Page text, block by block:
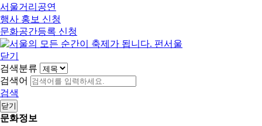
서울거리공연
행사 홍보 신청
문화공간등록 신청
닫기
검색분류
검색어
검색
닫기
문화정보